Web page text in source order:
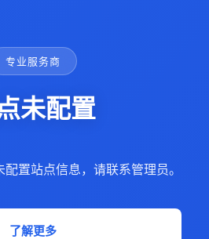
专业服务商
未配置
置站点信息，请联系管理员。
了解更多